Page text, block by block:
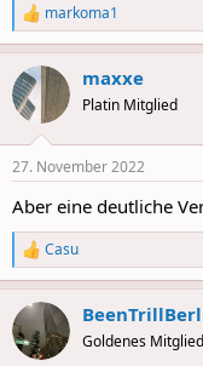
R
e
a
c
t
i
s
markoma1
maxxe
Platin Mitglied
27. November 2022
Aber eine deutliche
R
e
a
c
t
i
Casu
Goldenes Mitglied